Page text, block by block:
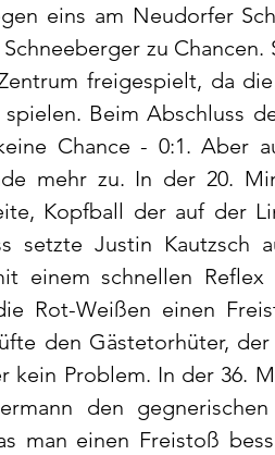
eins am Neudorfer
zu
freigespielt, da
Beim Abschluss
Chance - 0:1. Aber
mehr zu. In der 20.
Kopfball der auf der
setzte Justin Kautzsch
einem schnellen
Rot-Weißen einen
den Gästetorhüter,
kein Problem. In der 36.
den
man einen Freistoß